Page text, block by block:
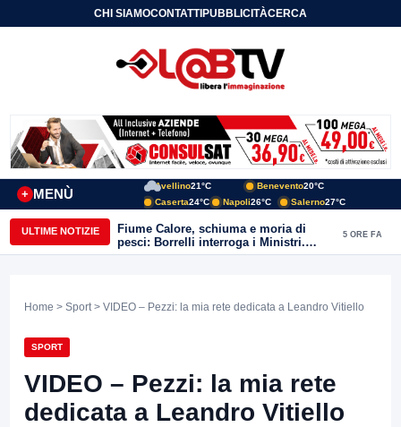
CHI SIAMOCONTATTIPUBBLICITÀCERCA
MENÙ
+
Avellino21°C Benevento20°C
Caserta24°C Napoli26°C Salerno27°C
ULTIME NOTIZIE
Fiume Calore, schiuma e moria di
pesci: Borrelli interroga i Ministri.
“Benevento paga l’assenza del
5 ORE FA
Home > Sport > VIDEO – Pezzi: la mia rete dedicata a Leandro Vitiello
SPORT
VIDEO – Pezzi: la mia rete
dedicata a Leandro Vitiello